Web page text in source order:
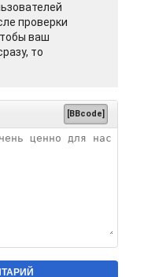
проверки
ваш
то
[BBcode]